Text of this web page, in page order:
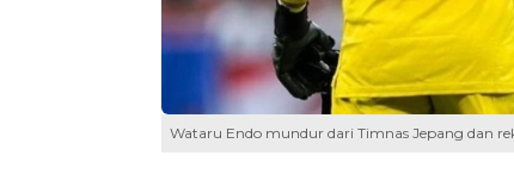
Wataru Endo mundur dari Timnas Jepang dan